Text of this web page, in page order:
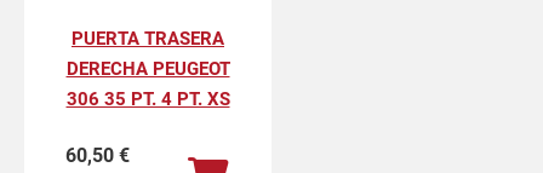
PUERTA TRASERA
DERECHA PEUGEOT
306 35 PT. 4 PT. XS
60,50 €